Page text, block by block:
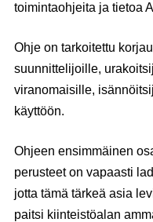
toimintaohjeita ja tietoa
Ohje on tarkoitettu
suunnittelijoille,
viranomaisille,
käyttöön.
Ohjeen ensimmäinen
perusteet on vapaasti
jotta tämä tärkeä asia
paitsi kiinteistöalan